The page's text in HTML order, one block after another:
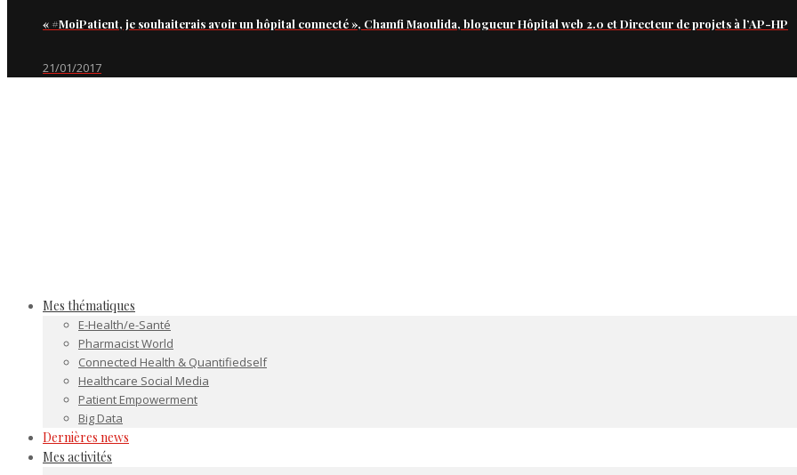
« #MoiPatient, je souhaiterais avoir un hôpital connecté », Chamfi Maoulida, blogueur Hôpital web 2.0 et Directeur de projets à l’AP-HP
21/01/2017
Mes thématiques
E-Health/e-Santé
Pharmacist World
Connected Health & Quantifiedself
Healthcare Social Media
Patient Empowerment
Big Data
Dernières news
Mes activités